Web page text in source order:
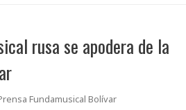
rusa se apodera de la
Fundamusical Bolívar